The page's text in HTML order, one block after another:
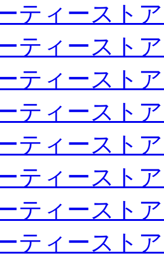
ティースト
ティースト
ティースト
ティースト
ティースト
ティースト
ティースト
ティースト